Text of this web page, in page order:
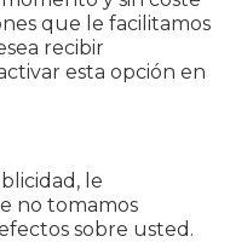
que le facilitamos
recibir
esta opción en
le
no tomamos
sobre usted.